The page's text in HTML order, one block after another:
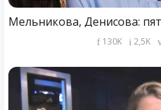
130K 2,5K